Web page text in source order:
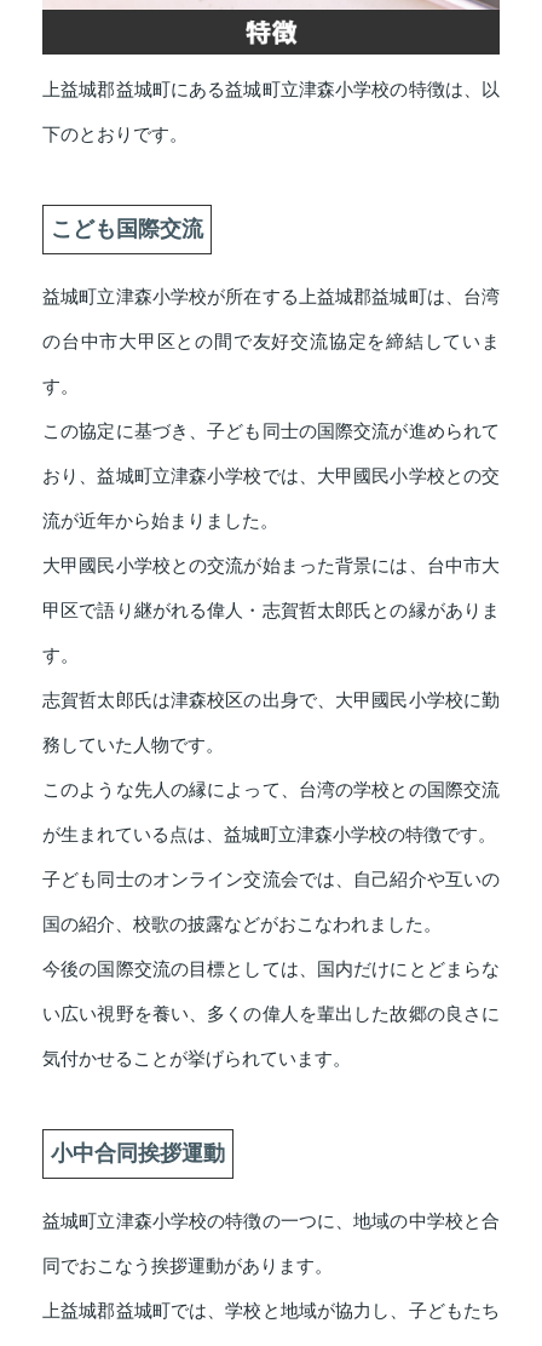
上益城郡益城町にある益城町立津森小学校の特徴は、以
下のとおりです。
こども国際交流
益城町立津森小学校が所在する上益城郡益城町は、台湾
の台中市大甲区との間で友好交流協定を締結していま
す。
この協定に基づき、子ども同士の国際交流が進められて
おり、益城町立津森小学校では、大甲國民小学校との交
流が近年から始まりました。
大甲國民小学校との交流が始まった背景には、台中市大
甲区で語り継がれる偉人・志賀哲太郎氏との縁がありま
す。
志賀哲太郎氏は津森校区の出身で、大甲國民小学校に勤
務していた人物です。
このような先人の縁によって、台湾の学校との国際交流
が生まれている点は、益城町立津森小学校の特徴です。
子ども同士のオンライン交流会では、自己紹介や互いの
国の紹介、校歌の披露などがおこなわれました。
今後の国際交流の目標としては、国内だけにとどまらな
い広い視野を養い、多くの偉人を輩出した故郷の良さに
気付かせることが挙げられています。
小中合同挨拶運動
益城町立津森小学校の特徴の一つに、地域の中学校と合
同でおこなう挨拶運動があります。
上益城郡益城町では、学校と地域が協力し、子どもたち